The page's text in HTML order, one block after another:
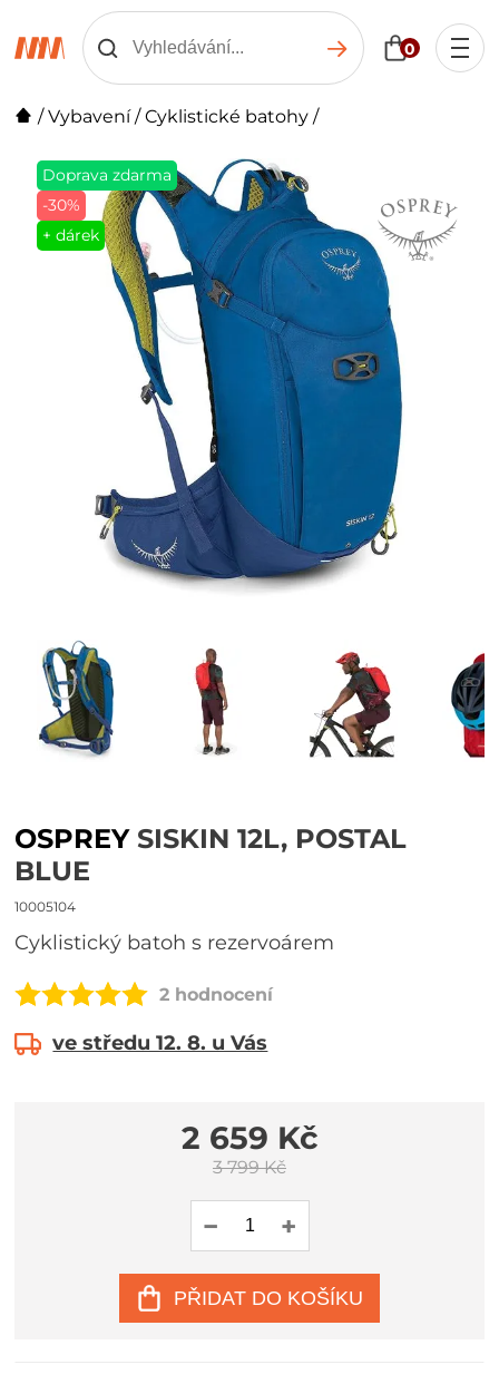
0
/Vybavení/Cyklistické batohy /
Doprava zdarma
-30%
+ dárek
OSPREYSISKIN 12L, POSTAL
BLUE
10005104
cyklistický batoh s rezervoárem
2 hodnocení
ve středu 12. 8. u Vás
2 659 Kč
3 799 Kč
PŘIDAT DO KOŠÍKU